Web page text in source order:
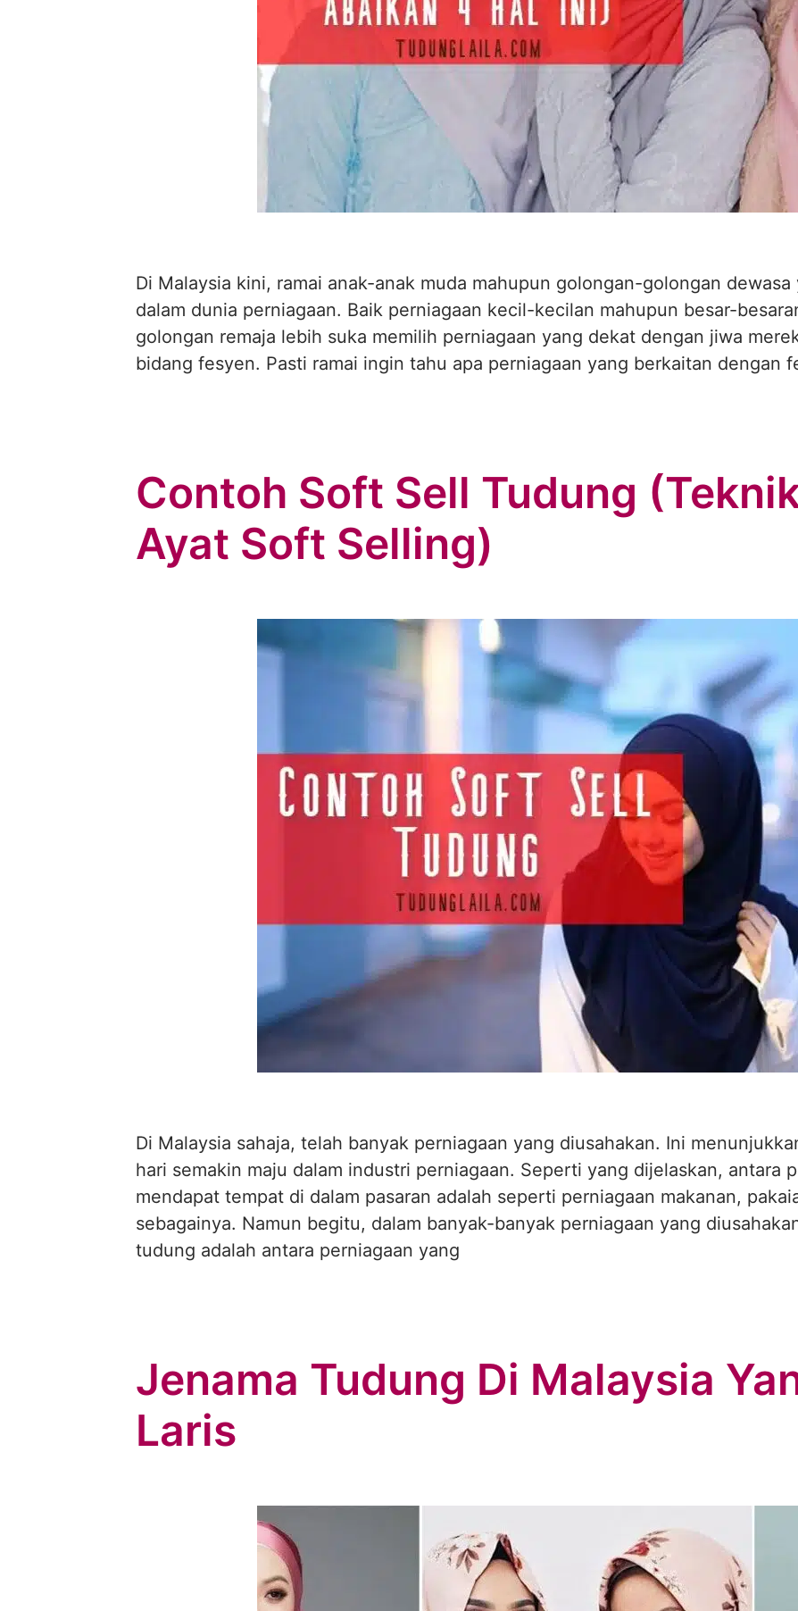
Di Malaysia kini, ramai anak-anak muda mahupun golongan-golongan
dalam dunia perniagaan. Baik perniagaan kecil-kecilan mahupun besar-
golongan remaja lebih suka memilih perniagaan yang dekat dengan jiwa
bidang fesyen. Pasti ramai ingin tahu apa perniagaan yang berkaitan dengan
Contoh Soft Sell Tudung
Ayat Soft Selling)
Di Malaysia sahaja, telah banyak perniagaan yang diusahakan. Ini
hari semakin maju dalam industri perniagaan. Seperti yang dijelaskan, antara
mendapat tempat di dalam pasaran adalah seperti perniagaan makanan,
sebagainya. Namun begitu, dalam banyak-banyak perniagaan yang
tudung adalah antara perniagaan yang
Jenama Tudung Di Malaysia
Laris